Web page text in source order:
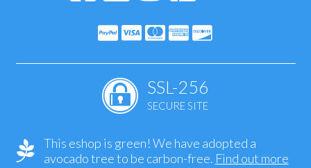
SSL-256
SECURE SITE
This eshop is green! We have adopted a
avocado tree to be carbon-free. Find out more